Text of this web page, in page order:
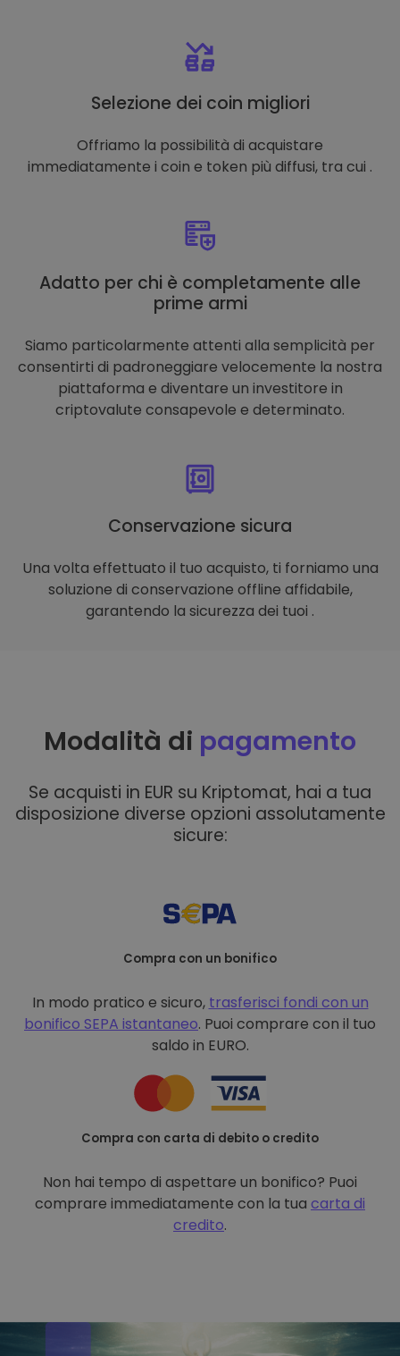
Selezione dei coin migliori
Offriamo la possibilità di acquistare
immediatamente i coin e token più diffusi, tra cui .
Adatto per chi è completamente alle
prime armi
Siamo particolarmente attenti alla semplicità per
consentirti di padroneggiare velocemente la nostra
piattaforma e diventare un investitore in
criptovalute consapevole e determinato.
Conservazione sicura
Una volta effettuato il tuo acquisto, ti forniamo una
soluzione di conservazione offline affidabile,
garantendo la sicurezza dei tuoi .
Modalità di pagamento
Se acquisti in EUR su Kriptomat, hai a tua
disposizione diverse opzioni assolutamente
sicure:
Compra con un bonifico
In modo pratico e sicuro, trasferisci fondi con un
bonifico SEPA istantaneo. Puoi comprare con il tuo
saldo in EURO.
Compra con carta di debito o credito
Non hai tempo di aspettare un bonifico? Puoi
comprare immediatamente con la tua carta di
credito.